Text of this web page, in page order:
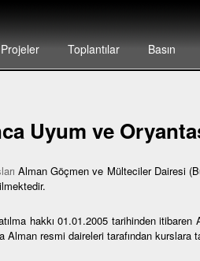
Projeler Toplantılar Basın
Uyum ve
Alman Göçmen ve Mülteciler Dairesi
hakkı 01.01.2005 tarihinden
Alman resmi daireleri tarafından kurslara